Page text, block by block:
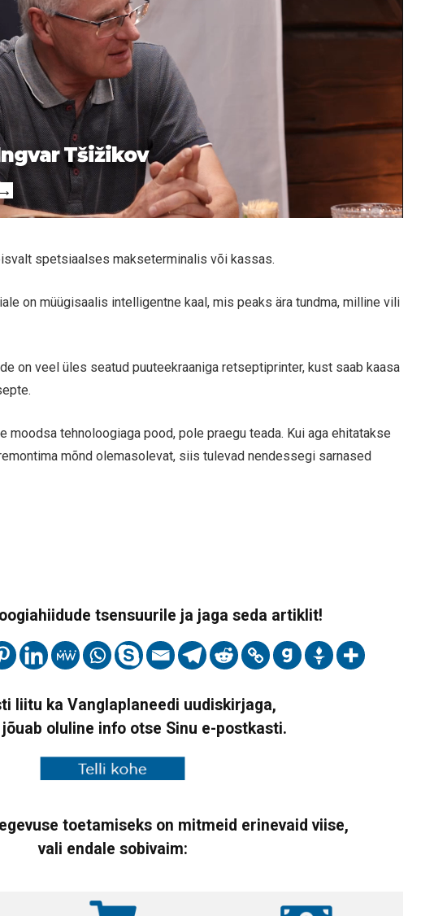
Tšižikov
spetsiaalses makseterminalis või kassas.
on müügisaalis intelligentne kaal, mis peaks ära tundma, milline vili
on veel üles seatud puuteekraaniga retseptiprinter, kust saab kaasa
moodsa tehnoloogiaga pood, pole praegu teada. Kui aga ehitatakse
mõnd olemasolevat, siis tulevad nendessegi sarnased
tsensuurile ja jaga seda artiklit!
liitu ka Vanglaplaneedi uudiskirjaga,
oluline info otse Sinu e-postkasti.
toetamiseks on mitmeid erinevaid viise,
vali endale sobivaim: